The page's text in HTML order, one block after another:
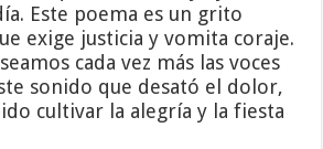
Este poema es un grito
exige justicia y vomita coraje.
cada vez más las voces
sonido que desató el dolor,
cultivar la alegría y la fiesta